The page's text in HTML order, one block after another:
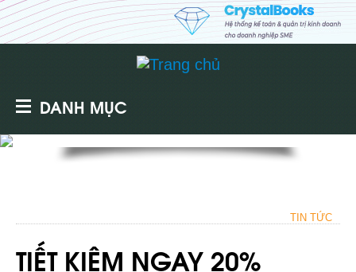
DANH MỤC
TIN TỨC
TIẾT KIỆM NGAY 20%